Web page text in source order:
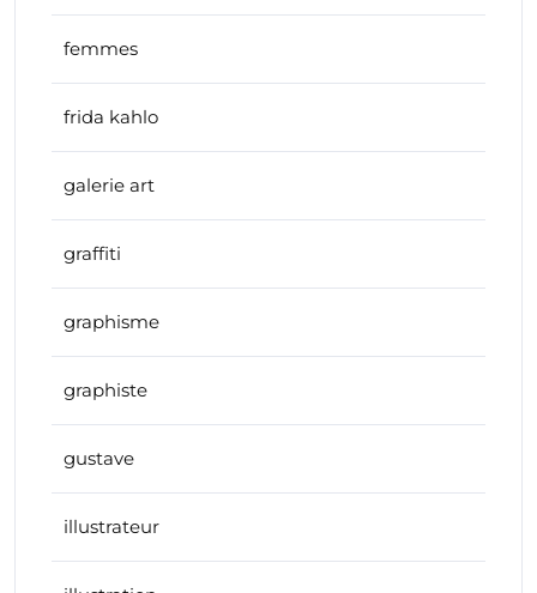
femmes
frida kahlo
galerie art
graffiti
graphisme
graphiste
gustave
illustrateur